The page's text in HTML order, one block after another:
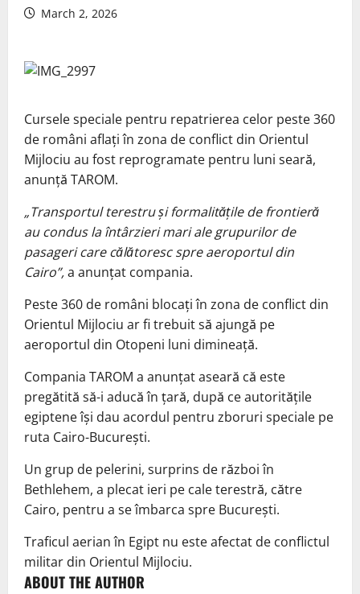
March 2, 2026
Cursele speciale pentru repatrierea celor peste 360
de români aflați în zona de conflict din Orientul
Mijlociu au fost reprogramate pentru luni seară,
anunță TAROM.
„Transportul terestru și formalitățile de frontieră
au condus la întârzieri mari ale grupurilor de
pasageri care călătoresc spre aeroportul din
Cairo”,a anunțat compania.
Peste 360 de români blocați în zona de conflict din
Orientul Mijlociu ar fi trebuit să ajungă pe
aeroportul din Otopeni luni dimineață.
Compania TAROM a anunțat aseară că este
pregătită să-i aducă în țară, după ce autoritățile
egiptene își dau acordul pentru zboruri speciale pe
ruta Cairo-București.
Un grup de pelerini, surprins de război în
Bethlehem, a plecat ieri pe cale terestră, către
Cairo, pentru a se îmbarca spre București.
Traficul aerian în Egipt nu este afectat de conflictul
militar din Orientul Mijlociu.
ABOUT THE AUTHOR